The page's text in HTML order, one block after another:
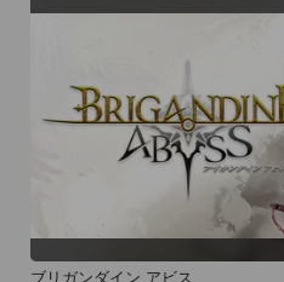
ブリガンダイン アビス